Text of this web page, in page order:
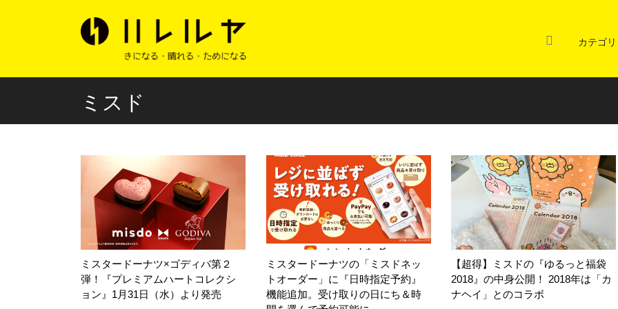
カテゴリ
ミスド
ミスタードーナツ×ゴディバ第２
弾！『プレミアムハートコレクシ
ョン』1月31日（水）より発売
ミスタードーナツの「ミスドネッ
トオーダー」に『日時指定予約』
機能追加。受け取りの日にち＆時
【超得】ミスドの『ゆるっと福袋
2018』の中身公開！ 2018年は「カ
ナヘイ」とのコラボ